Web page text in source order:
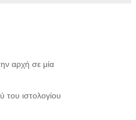
αρχή σε μία
ιστολογίου